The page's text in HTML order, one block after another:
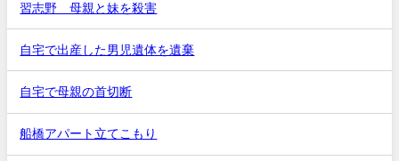
習志野 母親と妹を殺害
自宅で出産した男児遺体を遺棄
自宅で母親の首切断
船橋アパート立てこもり